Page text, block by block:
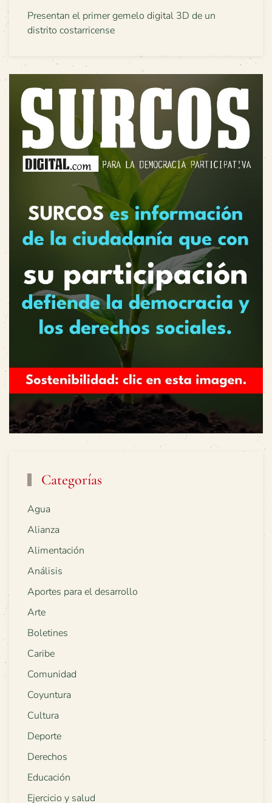
Presentan el primer gemelo digital 3D de un
distrito costarricense
Categorías
Agua
Alianza
Alimentación
Análisis
Aportes para el desarrollo
Arte
Boletines
Caribe
Comunidad
Coyuntura
Cultura
Deporte
Derechos
Educación
Ejercicio y salud